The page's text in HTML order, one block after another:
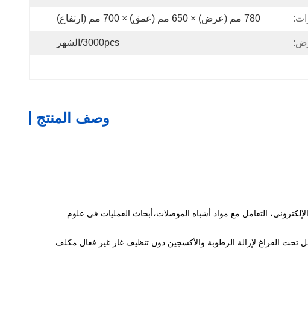
780 مم (عرض) × 650 مم (عمق) × 700 مم (ارتفاع)
3000pcs/الشهر
وصف المنتج
الميزان الإلكتروني، التعامل مع مواد أشباه الموصلات،أبحاث العمليات في علوم